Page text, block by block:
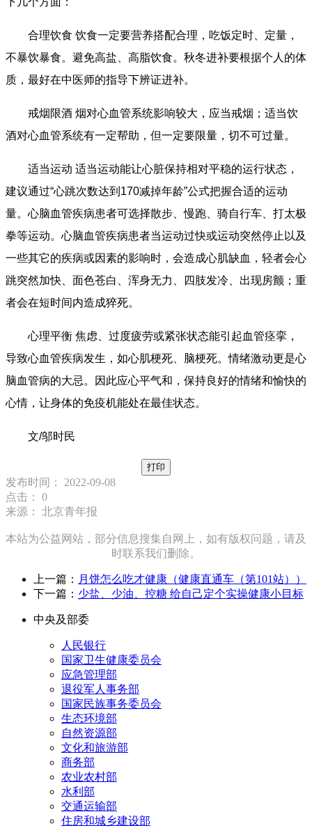
合理饮食 饮食一定要营养搭配合理，吃饭定时、定量，
不暴饮暴食。避免高盐、高脂饮食。秋冬进补要根据个人的体
质，最好在中医师的指导下辨证进补。
戒烟限酒 烟对心血管系统影响较大，应当戒烟；适当饮
酒对心血管系统有一定帮助，但一定要限量，切不可过量。
适当运动 适当运动能让心脏保持相对平稳的运行状态，
建议通过“心跳次数达到170减掉年龄”公式把握合适的运动
量。心脑血管疾病患者可选择散步、慢跑、骑自行车、打太极
拳等运动。心脑血管疾病患者当运动过快或运动突然停止以及
一些其它的疾病或因素的影响时，会造成心肌缺血，轻者会心
跳突然加快、面色苍白、浑身无力、四肢发冷、出现房颤；重
者会在短时间内造成猝死。
心理平衡 焦虑、过度疲劳或紧张状态能引起血管痉挛，
导致心血管疾病发生，如心肌梗死、脑梗死。情绪激动更是心
脑血管病的大忌。因此应心平气和，保持良好的情绪和愉快的
心情，让身体的免疫机能处在最佳状态。
文/邬时民
打印
发布时间： 2022-09-08
点击： 0
来源： 北京青年报
本站为公益网站，部分信息搜集自网上，如有版权问题，请及
时联系我们删除。
上一篇： 月饼怎么吃才健康（健康直通车（第101站））
下一篇： 少盐、少油、控糖 给自己定个实操健康小目标
中央及部委
人民银行
国家卫生健康委员会
应急管理部
退役军人事务部
国家民族事务委员会
生态环境部
自然资源部
文化和旅游部
商务部
农业农村部
水利部
交通运输部
住房和城乡建设部